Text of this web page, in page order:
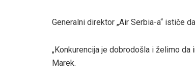
Generalni direktor „Air Serbia-a“ ističe
„Konkurencija je dobrodošla i želimo
Marek.